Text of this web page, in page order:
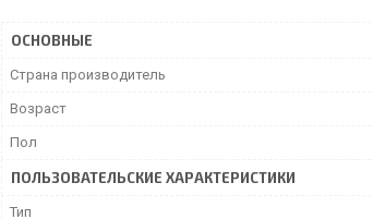
ОСНОВНЫЕ
Страна производитель
Возраст
Пол
ПОЛЬЗОВАТЕЛЬСКИЕ ХАРАКТЕРИСТИКИ
Тип